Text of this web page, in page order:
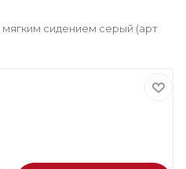
сидением серый (арт